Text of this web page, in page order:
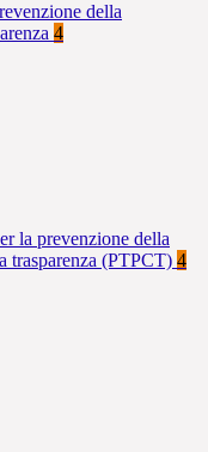
della
4
la prevenzione della
trasparenza (PTPCT) 4